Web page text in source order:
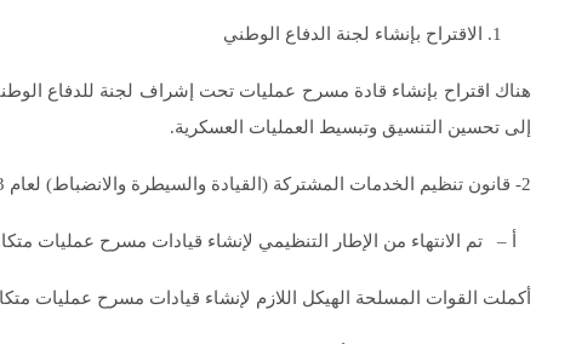
الاقتراح بإنشاء لجنة الدفاع الوطني
هناك اقتراح بإنشاء قادة مسرح عمليات تحت إشراف لجنة للدفاع
إلى تحسين التنسيق وتبسيط العمليات العسكرية.
2- قانون تنظيم الخدمات المشتركة (القيادة والسيطرة والانضباط) لعام 2023
أ – تم الانتهاء من الإطار التنظيمي لإنشاء قيادات مسرح عمليات
أكملت القوات المسلحة الهيكل اللازم لإنشاء قيادات مسرح عمليات